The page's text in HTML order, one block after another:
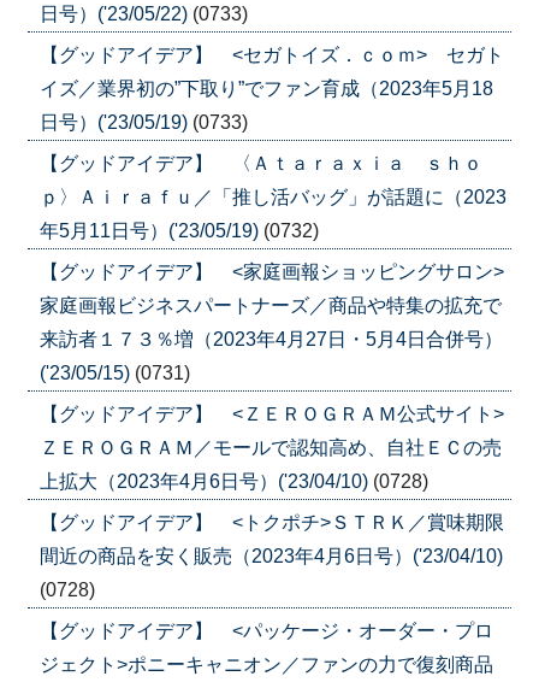
日号）('23/05/22) (0733)
【グッドアイデア】 <セガトイズ．ｃｏｍ> セガト
イズ／業界初の”下取り”でファン育成（2023年5月18
日号）('23/05/19) (0733)
【グッドアイデア】 〈Ａｔａｒａｘｉａ ｓｈｏ
ｐ〉Ａｉｒａｆｕ／「推し活バッグ」が話題に（2023
年5月11日号）('23/05/19) (0732)
【グッドアイデア】 <家庭画報ショッピングサロン>
家庭画報ビジネスパートナーズ／商品や特集の拡充で
来訪者１７３％増（2023年4月27日・5月4日合併号）
('23/05/15) (0731)
【グッドアイデア】 <ＺＥＲＯＧＲＡＭ公式サイト>
ＺＥＲＯＧＲＡＭ／モールで認知高め、自社ＥＣの売
上拡大（2023年4月6日号）('23/04/10) (0728)
【グッドアイデア】 <トクポチ>ＳＴＲＫ／賞味期限
間近の商品を安く販売（2023年4月6日号）('23/04/10)
(0728)
【グッドアイデア】 <パッケージ・オーダー・プロ
ジェクト>ポニーキャニオン／ファンの力で復刻商品